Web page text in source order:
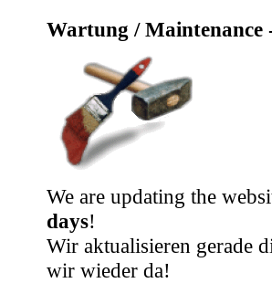
Wartung / Maintenance
We are updating the
days!
Wir aktualisieren gerade
wir wieder da!